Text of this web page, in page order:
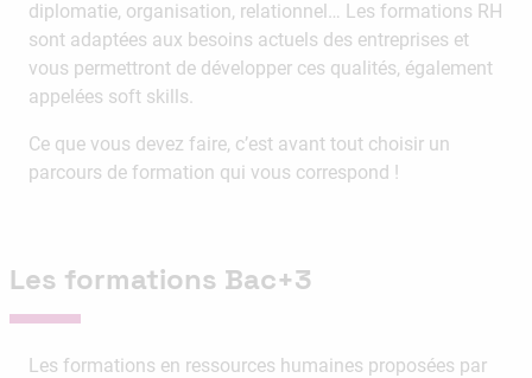
diplomatie, organisation, relationnel… Les formations RH
sont adaptées aux besoins actuels des entreprises et
vous permettront de développer ces qualités, également
appelées soft skills.
Ce que vous devez faire, c’est avant tout choisir un
parcours de formation qui vous correspond !
Les formations Bac+3
Les formations en ressources humaines proposées par